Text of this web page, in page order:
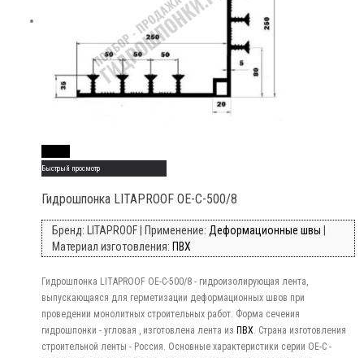
Быстрый просмотр
Гидрошпонка LITAPROOF OE-C-500/8
Бренд: LITAPROOF | Применение: Деформационные швы
Материал изготовления: ПВХ
Гидрошпонка LITAPROOF OE-C-500/8 - гидроизолирующая лента,
выпускающаяся для герметизации деформационных швов при
проведении монолитных строительных работ. Форма сечения
гидрошпонки - угловая , изготовлена лента из ПВХ. Страна изготовления
строительной ленты - Россия. Основные характеристики серии OE-C -